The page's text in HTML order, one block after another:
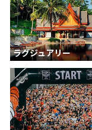
ラグジュアリー